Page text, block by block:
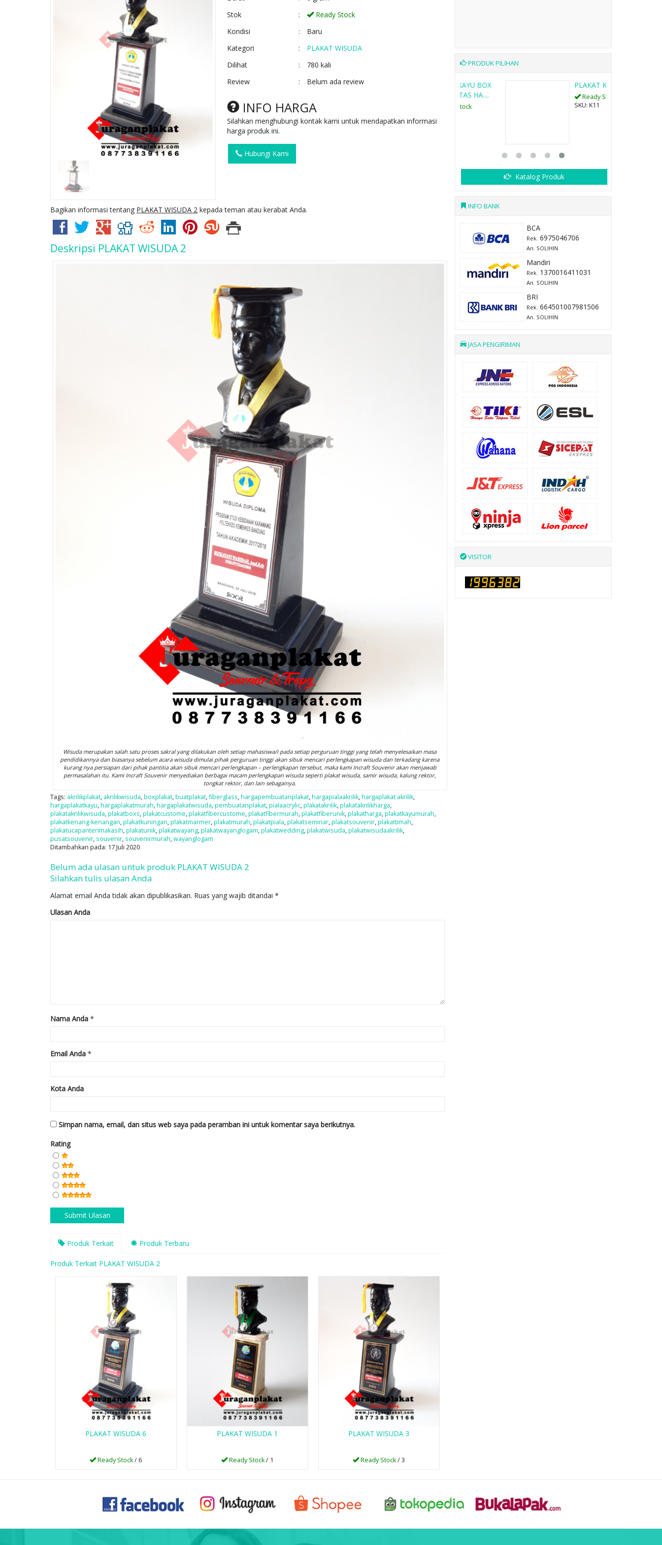
Stok
:
Ready Stock
Kondisi
:
Baru
Kategori
:
PLAKAT WISUDA
Dilihat
:
780 kali
Review
: Belum ada review
INFO HARGA
Silahkan menghubungi kontak kami untuk mendapatkan informasi
harga produk ini.
Hubungi Kami
Bagikan informasi tentang PLAKAT WISUDA 2 kepada teman atau kerabat Anda.
Deskripsi PLAKAT WISUDA 2
Wisuda merupakan salah satu proses sakral yang dilakukan oleh setiap mahasiswa/i pada setiap perguruan tinggi yang telah menyelesaikan masa
pendidikannya dan biasanya sebelum acara wisuda dimulai pihak perguruan tinggi akan sibuk mencari perlengkapan wisuda dan terkadang karena
kurang nya persiapan dari pihak pantitia akan sibuk mencari perlengkapan – perlengkapan tersebut, maka kami Incraft Souvenir akan menjawab
permasalahan itu. Kami Incraft Souvenir menyediakan berbagai macam perlengkapan wisuda seperti plakat wisuda, samir wisuda, kalung rektor,
tongkat rektor, dan lain sebagainya.
Tags: akrilikplakat, akrilikwisuda,boxplakat,buatplakat,fiberglass,hargapembuatanplakat,hargapialaakrilik,hargaplakat akrilik,
hargaplakatkayu,hargaplakatmurah,hargaplakatwisuda,pembuatanplakat,pialaacrylic,plakatakrilik,plakatakrilikharga,
plakatakrilikwisuda,plakatboxs,plakatcustome,plakatfibercustome,plakatfibermurah,plakatfiberunik,plakatharga,plakatkayumurah,
plakatkenang-kenangan,plakatkuningan,plakatmarmer,plakatmurah,plakatpiala,plakatseminar,plakatsouvenir,plakattimah,
plakatucapanterimakasih,plakatunik,plakatwayang,plakatwayanglogam,plakatwedding,plakatwisuda,plakatwisudaakrilik,
pusatsouvenir, souvenir, souvenirmurah,wayanglogam
Ditambahkan pada: 17 Juli 2020
Belum ada ulasan untuk produk PLAKAT WISUDA 2
Silahkan tulis ulasan Anda
Alamat email Anda tidak akan dipublikasikan. Ruas yang wajib ditandai *
Ulasan Anda
Nama Anda *
Email Anda *
Kota Anda
Simpan nama, email, dan situs web saya pada peramban ini untuk komentar saya berikutnya.
Rating
Produk Terkait Produk Terbaru
Produk Terkait PLAKAT WISUDA 2
PLAKAT WISUDA 6
Ready Stock/ 6
PLAKAT WISUDA 1
Ready Stock/ 1
PLAKAT WISUDA 3
Ready Stock/ 3
PRODUK PILIHAN
MEDALI 7
Ready Stock
SKU: 7
PLAKAT FIBER R34
SKU: R34
PLAKAT KAYU K11
Ready Stock
Katalog Produk
INFO BANK
BCA
Rek. 6975046706
An. SOLIHIN
Mandiri
Rek. 1370016411031
An. SOLIHIN
BRI
Rek. 664501007981506
An. SOLIHIN
JASA PENGIRIMAN
VISITOR